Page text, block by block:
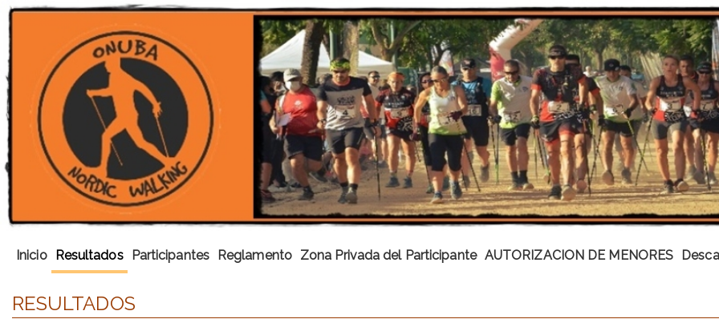
Inicio Resultados Participantes Reglamento Zona Privada del Participante AUTORIZACION DE MENORES
RESULTADOS